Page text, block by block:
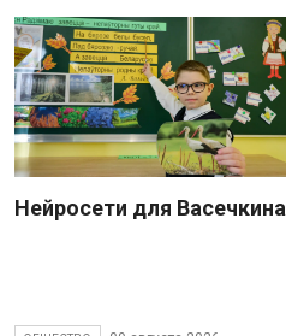
Нейросети для Васечкина